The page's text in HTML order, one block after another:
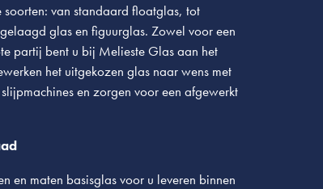
soorten: van standaard floatglas, tot
glas en figuurglas. Zowel voor een
partij bent u bij Melieste Glas aan het
het uitgekozen glas naar wens met
en zorgen voor een afgewerkt
en maten basisglas voor u leveren binnen